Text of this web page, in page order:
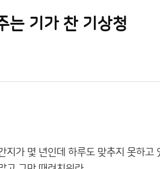
는 기가 찬 기상청
가 몇 년인데 하루도 맞추지 못하고